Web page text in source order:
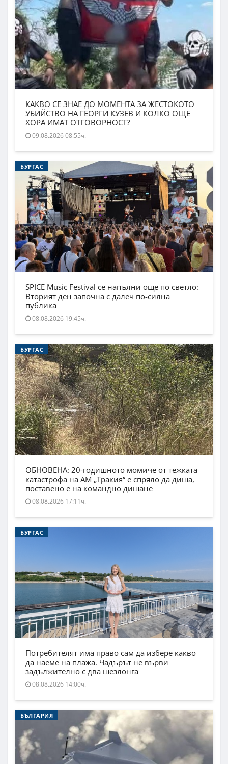
КАКВО СЕ ЗНАЕ ДО МОМЕНТА ЗА ЖЕСТОКОТО
УБИЙСТВО НА ГЕОРГИ КУЗЕВ И КОЛКО ОЩЕ
ХОРА ИМАТ ОТГОВОРНОСТ?
09.08.2026 08:55ч.
БУРГАС
SPICE Music Festival се напълни още по светло:
Вторият ден започна с далеч по-силна
публика
08.08.2026 19:45ч.
БУРГАС
ОБНОВЕНА: 20-годишното момиче от тежката
катастрофа на АМ „Тракия“ е спряло да диша,
поставено е на командно дишане
08.08.2026 17:11ч.
БУРГАС
Потребителят има право сам да избере какво
да наеме на плажа. Чадърът не върви
задължително с два шезлонга
08.08.2026 14:00ч.
БЪЛГАРИЯ